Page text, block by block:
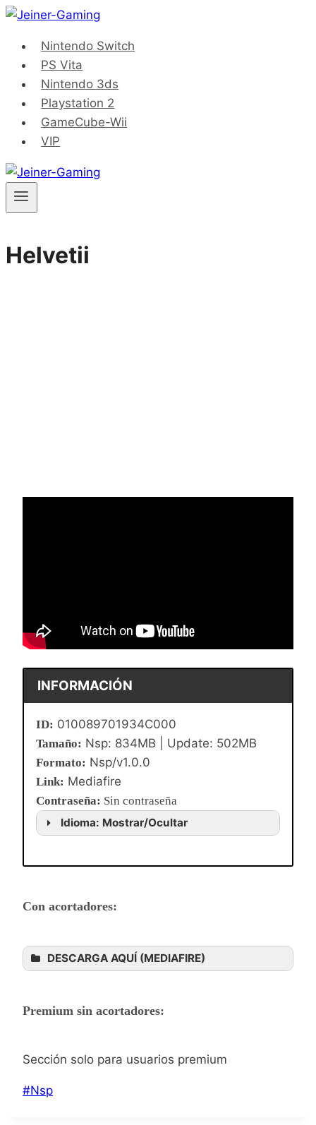
Saltar
contenidoNintendo Switch
PS Vita
Nintendo 3ds
Playstation 2
GameCube-Wii
VIP
Helvetii
INFORMACIÓN
ID: 010089701934C000
Tamaño: Nsp: 834MB | Update: 502MB
Formato: Nsp/v1.0.0
Link: Mediafire
Contraseña: Sin contraseña
Idioma: Mostrar/Ocultar
Con acortadores:
DESCARGA AQUÍ (MEDIAFIRE)
Premium sin acortadores:
Sección solo para usuarios premium
Etiquetas
#Nsp